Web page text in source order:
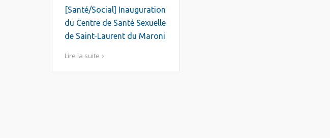
[Santé/Social] Inauguration
du Centre de Santé Sexuelle
de Saint-Laurent du Maroni
Lire la suite